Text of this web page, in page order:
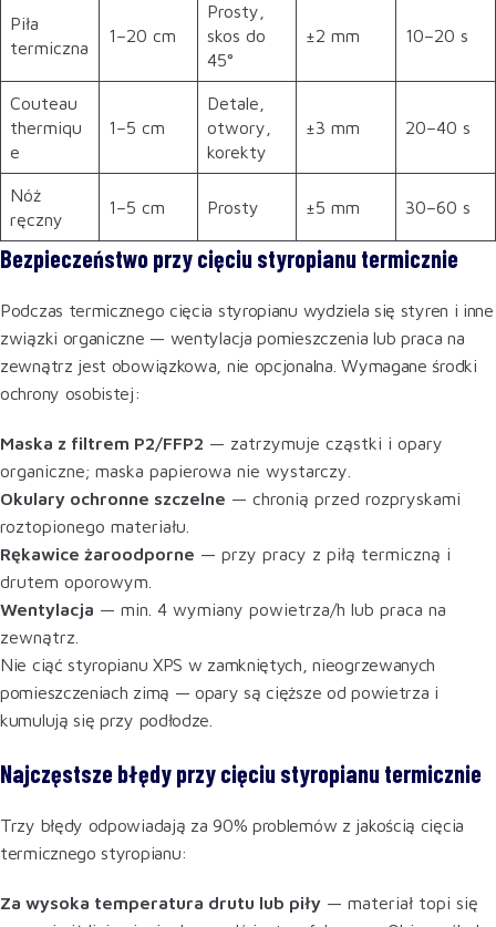
Piła
termiczna
1–20 cm
Prosty,
skos do
45°
±2 mm 10–20 s
Couteau
thermiqu
e
1–5 cm
Detale,
otwory,
korekty
±3 mm 20–40 s
Nóż
ręczny
1–5 cm Prosty ±5 mm 30–60 s
Bezpieczeństwo przy cięciu styropianu termicznie
Podczas termicznego cięcia styropianu wydziela się styren i inne
związki organiczne — wentylacja pomieszczenia lub praca na
zewnątrz jest obowiązkowa, nie opcjonalna. Wymagane środki
ochrony osobistej:
Maska z filtrem P2/FFP2 — zatrzymuje cząstki i opary
organiczne; maska papierowa nie wystarczy.
Okulary ochronne szczelne — chronią przed rozpryskami
roztopionego materiału.
Rękawice żaroodporne — przy pracy z piłą termiczną i
drutem oporowym.
Wentylacja — min. 4 wymiany powietrza/h lub praca na
zewnątrz.
Nie ciąć styropianu XPS w zamkniętych, nieogrzewanych
pomieszczeniach zimą — opary są cięższe od powietrza i
kumulują się przy podłodze.
Najczęstsze błędy przy cięciu styropianu termicznie
Trzy błędy odpowiadają za 90% problemów z jakością cięcia
termicznego styropianu:
Za wysoka temperatura drutu lub piły — materiał topi się